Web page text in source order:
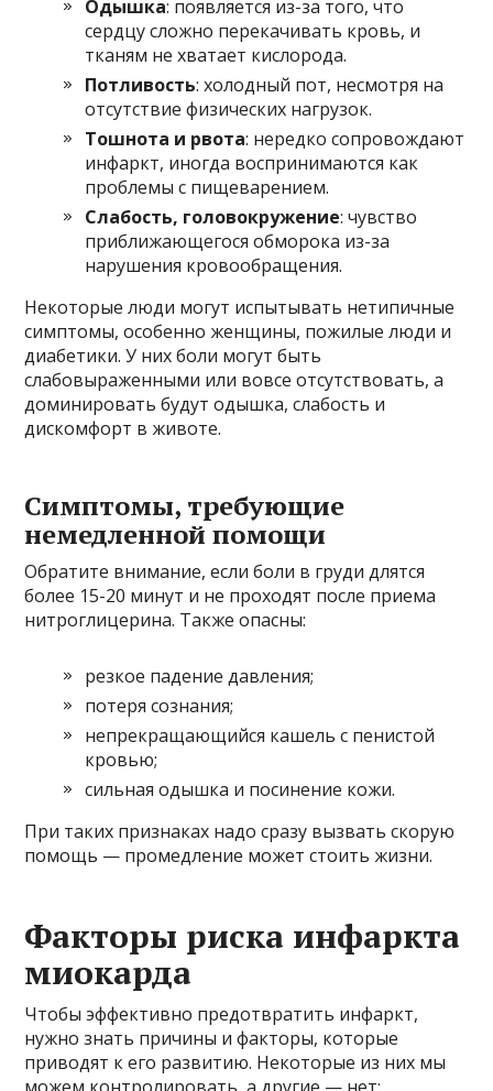
Одышка: появляется из-за того, что
сердцу сложно перекачивать кровь, и
тканям не хватает кислорода.
Потливость: холодный пот, несмотря на
отсутствие физических нагрузок.
Тошнота и рвота: нередко сопровождают
инфаркт, иногда воспринимаются как
проблемы с пищеварением.
Слабость, головокружение: чувство
приближающегося обморока из-за
нарушения кровообращения.
Некоторые люди могут испытывать нетипичные
симптомы, особенно женщины, пожилые люди и
диабетики. У них боли могут быть
слабовыраженными или вовсе отсутствовать, а
доминировать будут одышка, слабость и
дискомфорт в животе.
Симптомы, требующие
немедленной помощи
Обратите внимание, если боли в груди длятся
более 15-20 минут и не проходят после приема
нитроглицерина. Также опасны:
резкое падение давления;
потеря сознания;
непрекращающийся кашель с пенистой
кровью;
сильная одышка и посинение кожи.
При таких признаках надо сразу вызвать скорую
помощь — промедление может стоить жизни.
Факторы риска инфаркта
миокарда
Чтобы эффективно предотвратить инфаркт,
нужно знать причины и факторы, которые
приводят к его развитию. Некоторые из них мы